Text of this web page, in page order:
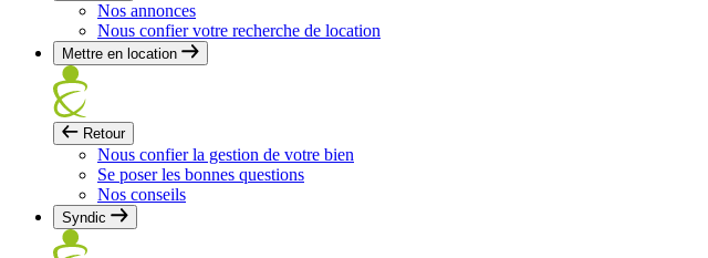
Nos annonces
Nous confier votre recherche de location
Mettre en location
Retour
Nous confier la gestion de votre bien
Se poser les bonnes questions
Nos conseils
Syndic